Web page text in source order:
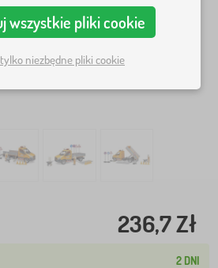
236,7 Zł
2 DNI
wszystkie pliki cookie
niezbędne pliki cookie